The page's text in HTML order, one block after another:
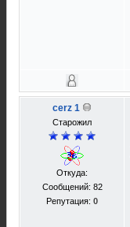
cerz 1
Старожил
Откуда:
Сообщений: 82
Репутация: 0